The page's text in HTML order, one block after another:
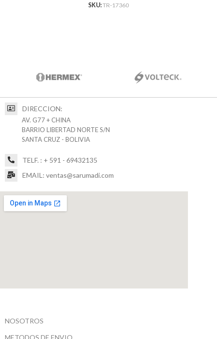
SKU:TR-17360
DIRECCION:
AV. G77 + CHINA
BARRIO LIBERTAD NORTE S/N
SANTA CRUZ - BOLIVIA
TELF. : + 591 - 69432135
EMAIL: ventas@sarumadi.com
NOSOTROS
METODOS DE ENVIO